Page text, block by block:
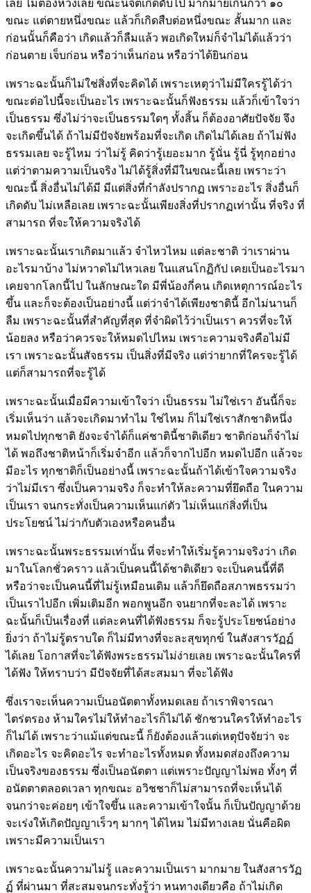
เลย ไม่ต้องห่วงเลย ขณะนี้จิตเกิดดับไป มากมายเกินกว่า ๑๐
ขณะ แต่ตายหนึ่งขณะ แล้วก็เกิดสืบต่อหนึ่งขณะ สั้นมาก และ
ก่อนนั้นก็คือว่า เกิดแล้วก็ลืมแล้ว พอเกิดใหม่ก็จำไม่ได้แล้วว่า
ก่อนตาย เจ็บก่อน หรือว่าเห็นก่อน หรือว่าได้ยินก่อน
เพราะฉะนั้นก็ไม่ใช่สิ่งที่จะคิดได้ เพราะเหตุว่าไม่มีใครรู้ได้ว่า
ขณะต่อไปนี้จะเป็นอะไร เพราะฉะนั้นก็ฟังธรรม แล้วก็เข้าใจว่า
เป็นธรรม ซึ่งไม่ว่าจะเป็นธรรมใดๆ ทั้งสิ้น ก็ต้องอาศัยปัจจัย จึง
จะเกิดขึ้นได้ ถ้าไม่มีปัจจัยพร้อมที่จะเกิด เกิดไม่ได้เลย ถ้าไม่ฟัง
ธรรมเลย จะรู้ไหม ว่าไม่รู้ คิดว่ารู้เยอะมาก รู้นั่น รู้นี่ รู้ทุกอย่าง
แต่ว่าตามความเป็นจริง ไม่ได้รู้สิ่งที่มีในขณะนี้เลย เพราะว่า
ขณะนี้ สิ่งอื่นไม่ได้มี มีแต่สิ่งที่กำลังปรากฏ เพราะอะไร สิ่งอื่นก็
เกิดดับ ไม่เหลือเลย เพราะฉะนั้นเพียงสิ่งที่ปรากฏเท่านั้น ที่จริง ที่
สามารถ ที่จะให้ความจริงได้
เพราะฉะนั้นเราเกิดมาแล้ว จำไหวไหม แต่ละชาติ ว่าเราผ่าน
อะไรมาบ้าง ไม่หวาดไม่ไหวเลย ในแสนโกฏิกัป เคยเป็นอะไรมา
เคยจากโลกนี้ไป ในลักษณะใด มีพี่น้องกี่คน เกิดเหตุการณ์อะไร
ขึ้น และก็จะต้องเป็นอย่างนี้ แต่ว่าจำได้เพียงชาตินี้ อีกไม่นานก็
ลืม เพราะฉะนั้นที่สำคัญที่สุด ที่จำผิดไว้ว่าเป็นเรา ควรที่จะให้
น้อยลง หรือว่าควรจะให้หมดไปไหม เพราะความจริงคือไม่มี
เรา เพราะฉะนั้นสัจธรรม เป็นสิ่งที่มีจริง แต่ว่ายากที่ใครจะรู้ได้
แต่ก็สามารถที่จะรู้ได้
เพราะฉะนั้นเมื่อมีความเข้าใจว่า เป็นธรรม ไม่ใช่เรา อันนี้ก็จะ
เริ่มเห็นว่า แล้วจะเกิดมาทำไม ใช่ไหม ก็ไม่ใช่เราสักชาติหนึ่ง
หมดไปทุกชาติ ยังจะจำได้ก็แค่ชาตินี้ชาติเดียว ชาติก่อนก็จำไม่
ได้ พอถึงชาติหน้าก็เริ่มจำอีก แล้วก็จากไปอีก หมดไปอีก แล้วจะ
มีอะไร ทุกชาติก็เป็นอย่างนี้ เพราะฉะนั้นถ้าได้เข้าใจความจริง
ว่าไม่มีเรา ซึ่งเป็นความจริง ก็จะทำให้ละความที่ยึดถือ ในความ
เป็นเรา จนกระทั่งเป็นความเห็นแก่ตัว ไม่เห็นแก่สิ่งที่เป็น
ประโยชน์ ไม่ว่ากับตัวเองหรือคนอื่น
เพราะฉะนั้นพระธรรมเท่านั้น ที่จะทำให้เริ่มรู้ความจริงว่า เกิด
มาในโลกชั่วคราว แล้วเป็นคนนี้ได้ชาติเดียว จะเป็นคนนี้ที่ดี
หรือว่าจะเป็นคนนี้ที่ไม่รู้เหมือนเดิม แล้วก็ยึดถือสภาพธรรมว่า
เป็นเราไปอีก เพิ่มเติมอีก พอกพูนอีก จนยากที่จะละได้ เพราะ
ฉะนั้นก็เป็นเรื่องที่ แต่ละคนที่ได้ฟังธรรม ก็จะรู้ประโยชน์อย่าง
ยิ่งว่า ถ้าไม่รู้ตราบใด ก็ไม่มีทางที่จะละสุขทุกข์ ในสังสารวัฏฏ์
ได้เลย โอกาสที่จะได้ฟังพระธรรมไม่ง่ายเลย เพราะฉะนั้นใครที่
ได้ฟัง ให้ทราบว่า มีปัจจัยที่ได้สะสมมา ที่จะได้ฟัง
ซึ่งเราจะเห็นความเป็นอนัตตาทั้งหมดเลย ถ้าเราพิจารณา
ไตร่ตรอง ห้ามใครไม่ให้ทำอะไรก็ไม่ได้ ชักชวนใครให้ทำอะไร
ก็ไม่ได้ เพราะว่าแม้แต่ขณะนี้ ก็ยังต้องแล้วแต่เหตุปัจจัยว่า จะ
เกิดอะไร จะคิดอะไร จะทำอะไรทั้งหมด ทั้งหมดส่องถึงความ
เป็นจริงของธรรม ซึ่งเป็นอนัตตา แต่เพราะปัญญาไม่พอ ทั้งๆ ที่
อนัตตาตลอดเวลา ทุกขณะ อวิชชาก็ไม่สามารถที่จะเห็นได้
จนกว่าจะค่อยๆ เข้าใจขึ้น และความเข้าใจนั้น ก็เป็นปัญญาด้วย
จะเร่งให้เกิดปัญญาเร็วๆ มากๆ ได้ไหม ไม่มีทางเลย นั่นคือผิด
เพราะมีความเป็นเรา
เพราะฉะนั้นความไม่รู้ และความเป็นเรา มากมาย ในสังสารวัฏ
ฏ์ ที่ผ่านมา ที่สะสมจนกระทั่งรู้ว่า หนทางเดียวคือ ถ้าไม่เกิด